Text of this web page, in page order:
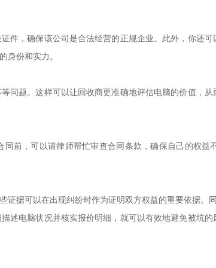
件，确保该公司是合法经营的正规企业。此外，你还
身份和实力。
问题。这样可以让回收商更准确地评估电脑的价值，
前，可以请律师帮忙审查合同条款，确保自己的权
据可以在出现纠纷时作为证明双方权益的重要依据。
述电脑状况并核实报价明细，就可以有效地避免被坑